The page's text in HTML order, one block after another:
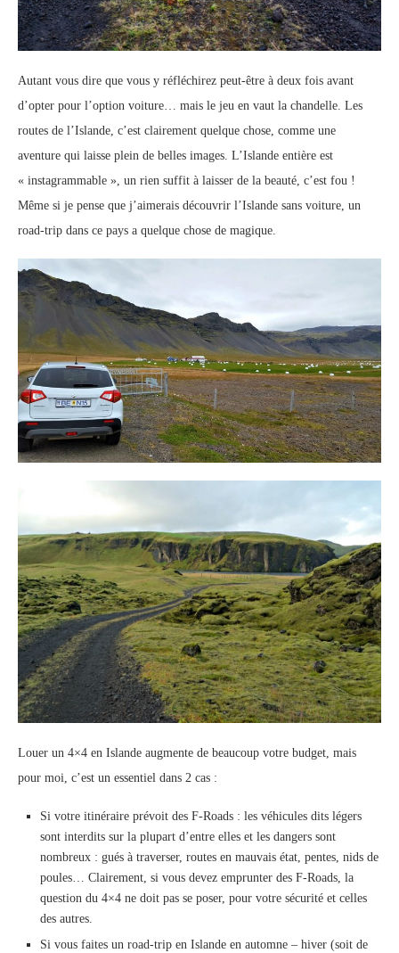
Autant vous dire que vous y réfléchirez peut-être à deux fois avant
d’opter pour l’option voiture… mais le jeu en vaut la chandelle. Les
routes de l’Islande, c’est clairement quelque chose, comme une
aventure qui laisse plein de belles images. L’Islande entière est
« instagrammable », un rien suffit à laisser de la beauté, c’est fou !
Même si je pense que j’aimerais découvrir l’Islande sans voiture, un
road-trip dans ce pays a quelque chose de magique.
Louer un 4×4 en Islande augmente de beaucoup votre budget, mais
pour moi, c’est un essentiel dans 2 cas :
Si votre itinéraire prévoit des F-Roads : les véhicules dits légers
sont interdits sur la plupart d’entre elles et les dangers sont
nombreux : gués à traverser, routes en mauvais état, pentes, nids de
poules… Clairement, si vous devez emprunter des F-Roads, la
question du 4×4 ne doit pas se poser, pour votre sécurité et celles
des autres.
Si vous faites un road-trip en Islande en automne – hiver (soit de